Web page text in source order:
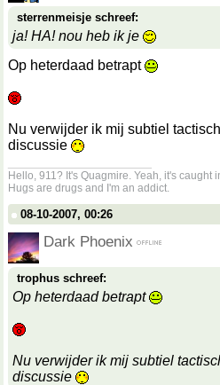
sterrenmeisje schreef:
ja! HA! nou heb ik je
Op heterdaad betrapt
Nu verwijder ik mij subtiel
discussie
Hello, 911? It's Quagmire. Yeah, it's caught
Hugs are drugs and I'm an addict.
08-10-2007, 00:26
Dark Phoenix
trophus schreef:
Op heterdaad betrapt
Nu verwijder ik mij subtiel
discussie